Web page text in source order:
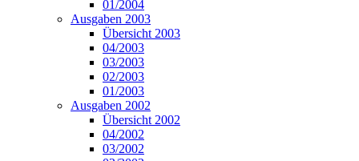
01/2004
Ausgaben 2003
Übersicht 2003
04/2003
03/2003
02/2003
01/2003
Ausgaben 2002
Übersicht 2002
04/2002
03/2002